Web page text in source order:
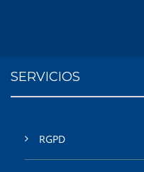
SERVICIOS
RGPD